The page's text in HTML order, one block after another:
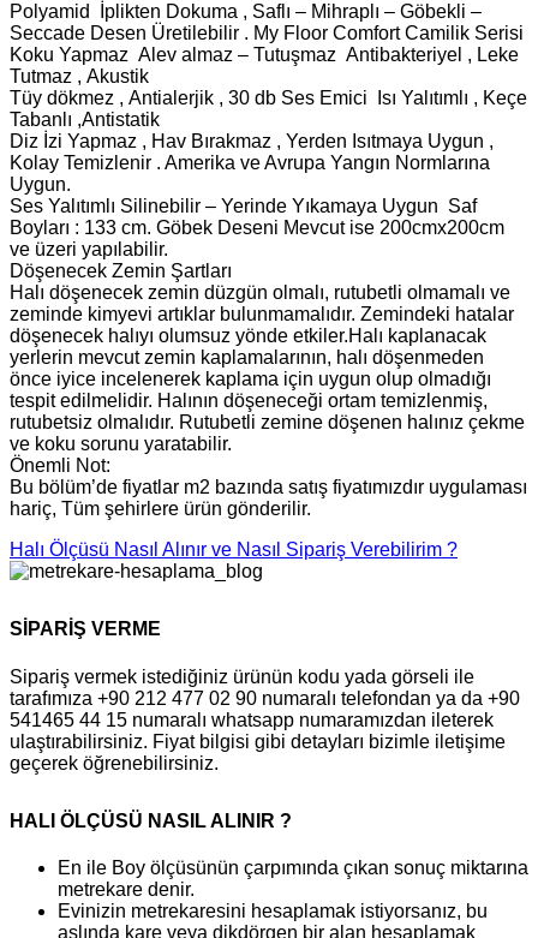
Polyamid İplikten Dokuma , Saflı – Mihraplı – Göbekli –
Seccade Desen Üretilebilir . My Floor Comfort Camilik Serisi
Koku Yapmaz Alev almaz – Tutuşmaz Antibakteriyel , Leke
Tutmaz , Akustik
Tüy dökmez , Antialerjik , 30 db Ses Emici Isı Yalıtımlı , Keçe
Tabanlı ,Antistatik
Diz İzi Yapmaz , Hav Bırakmaz , Yerden Isıtmaya Uygun ,
Kolay Temizlenir . Amerika ve Avrupa Yangın Normlarına
Uygun.
Ses Yalıtımlı Silinebilir – Yerinde Yıkamaya Uygun Saf
Boyları : 133 cm. Göbek Deseni Mevcut ise 200cmx200cm
ve üzeri yapılabilir.
Döşenecek Zemin Şartları
Halı döşenecek zemin düzgün olmalı, rutubetli olmamalı ve
zeminde kimyevi artıklar bulunmamalıdır. Zemindeki hatalar
döşenecek halıyı olumsuz yönde etkiler.Halı kaplanacak
yerlerin mevcut zemin kaplamalarının, halı döşenmeden
önce iyice incelenerek kaplama için uygun olup olmadığı
tespit edilmelidir. Halının döşeneceği ortam temizlenmiş,
rutubetsiz olmalıdır. Rutubetli zemine döşenen halınız çekme
ve koku sorunu yaratabilir.
Önemli Not:
Bu bölüm’de fiyatlar m2 bazında satış fiyatımızdır uygulaması
hariç, Tüm şehirlere ürün gönderilir.
Halı Ölçüsü Nasıl Alınır ve Nasıl Sipariş Verebilirim ?
SİPARİŞ VERME
Sipariş vermek istediğiniz ürünün kodu yada görseli ile
tarafımıza +90 212 477 02 90 numaralı telefondan ya da +90
541465 44 15 numaralı whatsapp numaramızdan ileterek
ulaştırabilirsiniz. Fiyat bilgisi gibi detayları bizimle iletişime
geçerek öğrenebilirsiniz.
HALI ÖLÇÜSÜ NASIL ALINIR ?
En ile Boy ölçüsünün çarpımında çıkan sonuç miktarına
metrekare denir.
Evinizin metrekaresini hesaplamak istiyorsanız, bu
aslında kare veya dikdörgen bir alan hesaplamak